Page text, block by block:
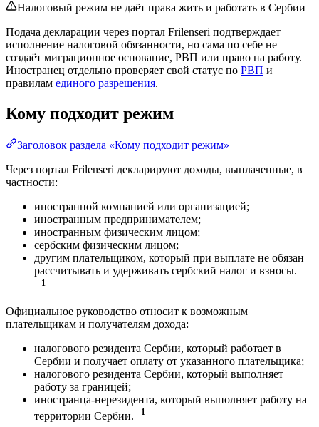
Налоговый режим не даёт права жить и работать в Сербии
Подача декларации через портал Frilenseri подтверждает
исполнение налоговой обязанности, но сама по себе не
создаёт миграционное основание, РВП или право на работу.
Иностранец отдельно проверяет свой статус по РВП и
правилам единого разрешения.
Кому подходит режим
Заголовок раздела «Кому подходит режим»
Через портал Frilenseri декларируют доходы, выплаченные, в
частности:
иностранной компанией или организацией;
иностранным предпринимателем;
иностранным физическим лицом;
сербским физическим лицом;
другим плательщиком, который при выплате не обязан
рассчитывать и удерживать сербский налог и взносы.
1
Официальное руководство относит к возможным
плательщикам и получателям дохода:
налогового резидента Сербии, который работает в
Сербии и получает оплату от указанного плательщика;
налогового резидента Сербии, который выполняет
работу за границей;
иностранца-нерезидента, который выполняет работу на
территории Сербии.
1